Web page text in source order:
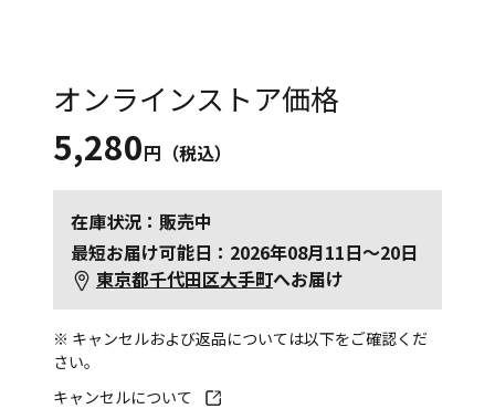
オンラインストア価格
5,280円（税込）
在庫状況：販売中
最短お届け可能日：2026年08月11日～20日
東京都千代田区大手町へお届け
※ キャンセルおよび返品については以下をご確認くだ
さい。
キャンセルについて